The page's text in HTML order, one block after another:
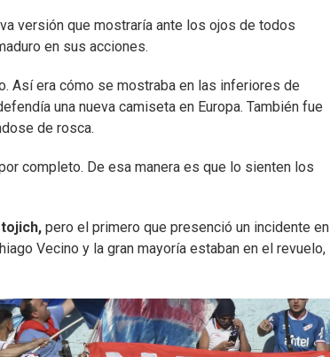
versión que mostraría ante los ojos de todos
en sus acciones.
Así era cómo se mostraba en las inferiores de
una nueva camiseta en Europa. También fue
de rosca.
completo. De esa manera es que lo sienten los
pero el primero que presenció un incidente en
Vecino y la gran mayoría estaban en el revuelo,